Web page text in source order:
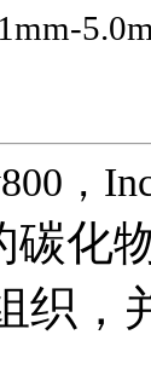
，
碳化
织，